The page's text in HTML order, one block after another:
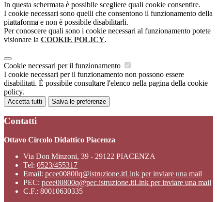
In questa schermata è possibile scegliere quali cookie consentire.
I cookie necessari sono quelli che consentono il funzionamento della
piattaforma e non è possibile disabilitarli.
Per conoscere quali sono i cookie necessari al funzionamento potete
visionare la COOKIE POLICY.
Cookie necessari per il funzionamento
I cookie necessari per il funzionamento non possono essere
disabilitati. È possibile consultare l'elenco nella pagina della cookie
policy.
Accetta tutti Salva le preferenze
Contatti
Ottavo Circolo Didattico Piacenza
Via Don Minzoni, 39 - 29122 PIACENZA
Tel: 0523/455317
Email: pcee00800q@istruzione.itLink per inviare una mail
PEC: pcee00800q@pec.istruzione.itLink per inviare una mail
C.F.: 80010630335